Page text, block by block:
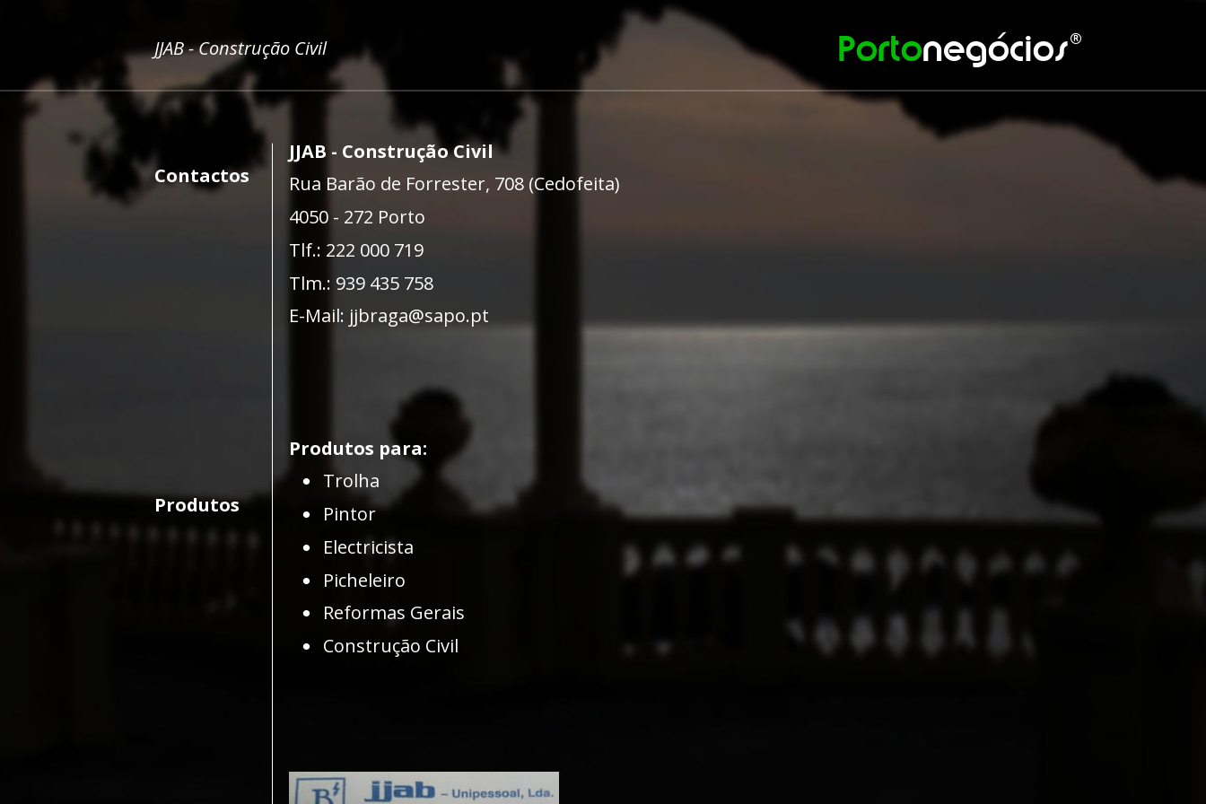
Portonegócios 
JJAB - Construção Civil
JJAB - Construção Civil
Rua Barão de Forrester, 708 (Cedofeita)
4050 - 272 Porto
Tlf.: 222 000 719
Tlm.: 939 435 758
E-Mail: jjbraga@sapo.pt
Produtos para:
• Trolha
• Pintor
• Electricista
• Picheleiro
• Reformas Gerais
• Construção Civil
Contactos
Produtos